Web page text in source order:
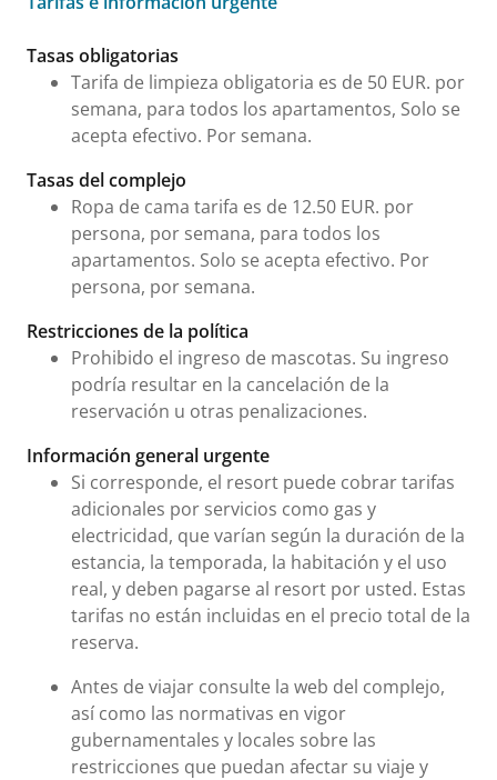
Tarifas e información urgente
Tasas obligatorias
Tarifa de limpieza obligatoria es de 50 EUR. por
semana, para todos los apartamentos, Solo se
acepta efectivo. Por semana.
Tasas del complejo
Ropa de cama tarifa es de 12.50 EUR. por
persona, por semana, para todos los
apartamentos. Solo se acepta efectivo. Por
persona, por semana.
Restricciones de la política
Prohibido el ingreso de mascotas. Su ingreso
podría resultar en la cancelación de la
reservación u otras penalizaciones.
Información general urgente
Si corresponde, el resort puede cobrar tarifas
adicionales por servicios como gas y
electricidad, que varían según la duración de la
estancia, la temporada, la habitación y el uso
real, y deben pagarse al resort por usted. Estas
tarifas no están incluidas en el precio total de la
reserva.
Antes de viajar consulte la web del complejo,
así como las normativas en vigor
gubernamentales y locales sobre las
restricciones que puedan afectar su viaje y